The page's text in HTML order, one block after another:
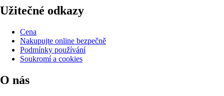
Užitečné odkazy
Cena
Nakupujte online bezpečně
Podmínky používání
Soukromí a cookies
O nás